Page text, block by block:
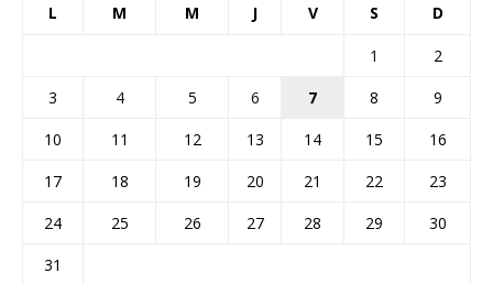
L M M J V S D
1
2
3
4 5 6 7 8
9
10
11 12 13 14 15
16
17
18 19 20 21 22
23
24
25 26 27 28 29
30
31